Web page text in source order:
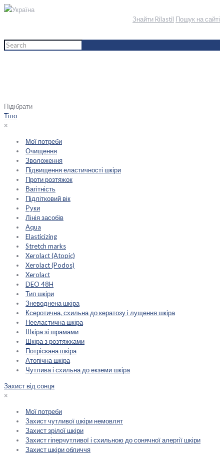
Україна
Знайти Rilastil Пошук на сайті
Підібрати
Тіло
×
Мої потреби
Очищення
Зволоження
Підвищення еластичності шкіри
Проти розтяжок
Вагітність
Підлітковий вік
Руки
Лінія засобів
Aqua
Elasticizing
Stretch marks
Xerolact (Atopic)
Xerolact (Podos)
Xerolact
DEO 48H
Тип шкіри
Зневоднена шкіра
Ксеротична, схильна до кератозу і лущення шкіра
Нееластична шкіра
Шкіра зі шрамами
Шкіра з розтяжками
Потріскана шкіра
Атопічна шкіра
Чутлива і схильна до екземи шкіра
Захист від сонця
×
Мої потреби
Захист чутливої шкіри немовлят
Захист зрілої шкіри
Захист гіперчутливої і схильною до сонячної алергії шкіри
Захист шкіри обличчя